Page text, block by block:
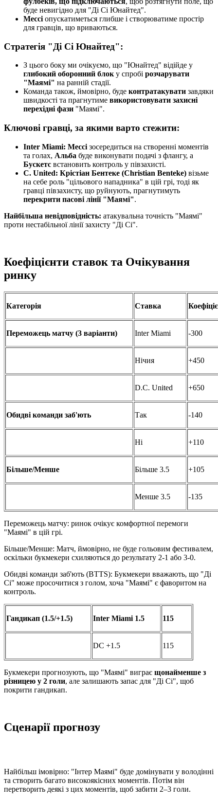
буде невигідно для "Ді Сі Юнайтед".
Мессі опускатиметься глибше і створюватиме простір
для гравців, що вриваються.
Стратегія "Ді Сі Юнайтед":
З цього боку ми очікуємо, що "Юнайтед" відійде у
глибокий оборонний блок у спробі розчарувати
"Маямі" на ранній стадії.
Команда також, ймовірно, буде контратакувати завдяки
швидкості та прагнутиме використовувати захисні
перехідні фази "Маямі".
Ключові гравці, за якими варто стежити:
Inter Miami: Мессі зосередиться на створенні моментів
та голах, Альба буде виконувати подачі з флангу, а
Бускетс встановить контроль у півзахисті.
C. United: Крістіан Бентеке (Christian Benteke) візьме
на себе роль "цільового нападника" в цій грі, тоді як
гравці півзахисту, що руйнують, прагнутимуть
перекрити пасові лінії "Маямі".
Найбільша невідповідність: атакувальна точність "Маямі"
проти нестабільної лінії захисту "Ді Сі".
Коефіцієнти ставок та Очікування
ринку
Категорія Ставка
Переможець матчу (3 варіанти) Inter Miami -300
Нічия +450
D.C. United +650
Обидві команди заб'ють Так -140
Ні +110
Більше/Менше Більше 3.5 +105
Менше 3.5 -135
Переможець матчу: ринок очікує комфортної перемоги
"Маямі" в цій грі.
Більше/Менше: Матч, ймовірно, не буде гольовим фестивалем,
оскільки букмекери схиляються до результату 2-1 або 3-0.
Обидві команди заб'ють (BTTS): Букмекери вважають, що "Ді
Сі" може просочитися з голом, хоча "Маямі" є фаворитом на
контроль.
Гандикап (1.5/+1.5) Inter Miami 1.5 115
DC +1.5 115
Букмекери прогнозують, що "Маямі" виграє щонайменше з
різницею у 2 голи, але залишають запас для "Ді Сі", щоб
покрити гандикап.
Сценарії прогнозу
Найбільш імовірно: "Інтер Маямі" буде домінувати у володінні
та створить багато високоякісних моментів. Потім він
перетворить деякі з цих моментів, щоб забити 2–3 голи.